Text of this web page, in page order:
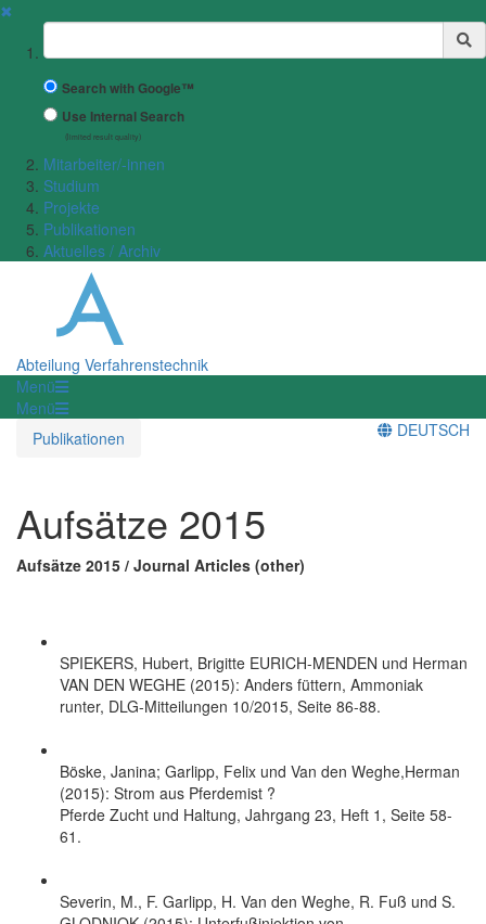
✖
Suchbegriff
Search with Google™
Use Internal Search
(limited result quality)
Mitarbeiter/-innen
Studium
Projekte
Publikationen
Aktuelles / Archiv
Abteilung Verfahrenstechnik
Menü
Menü
Publikationen
DEUTSCH
Aufsätze 2015
Aufsätze 2015 / Journal Articles (other)
SPIEKERS, Hubert, Brigitte EURICH-MENDEN und Herman
VAN DEN WEGHE (2015): Anders füttern, Ammoniak
runter, DLG-Mitteilungen 10/2015, Seite 86-88.
Böske, Janina; Garlipp, Felix und Van den Weghe,Herman
(2015): Strom aus Pferdemist ?
Pferde Zucht und Haltung, Jahrgang 23, Heft 1, Seite 58-
61.
Severin, M., F. Garlipp, H. Van den Weghe, R. Fuß und S.